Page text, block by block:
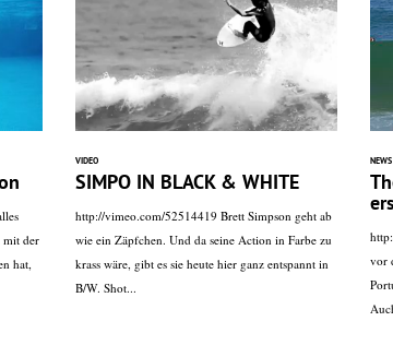
mit der
hat,
VIDEO
SIMPO IN BLACK & WHITE
http://vimeo.com/52514419 Brett Simpson geht ab
wie ein Zäpfchen. Und da seine Action in Farbe zu
krass wäre, gibt es sie heute hier ganz entspannt in
B/W. Shot...
NEWS
vor